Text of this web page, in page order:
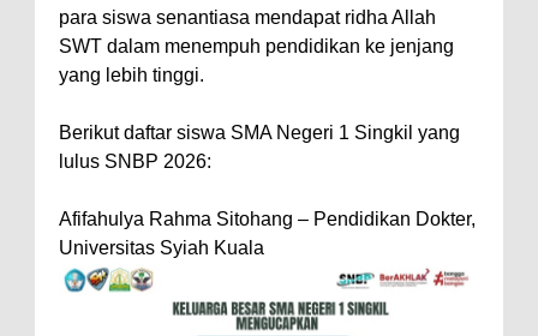
para siswa senantiasa mendapat ridha Allah
SWT dalam menempuh pendidikan ke jenjang
yang lebih tinggi.
Berikut daftar siswa SMA Negeri 1 Singkil yang
lulus SNBP 2026:
Afifahulya Rahma Sitohang – Pendidikan Dokter,
Universitas Syiah Kuala